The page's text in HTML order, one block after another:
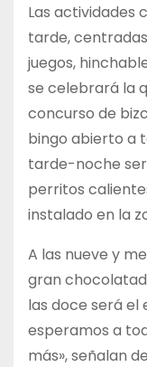
Las actividades
tarde,
juegos,
se celebrará la
concurso de
bingo abierto a
tarde-noche
perritos
instalado en la
A las nueve y
gran
las doce será el
esperamos a
más», señalan